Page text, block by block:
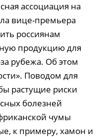
ассоциация на
вице-премьера
россиянам
продукцию для
рубежа. Об этом
Поводом для
растущие риски
болезней
чумы
к примеру, хамон и